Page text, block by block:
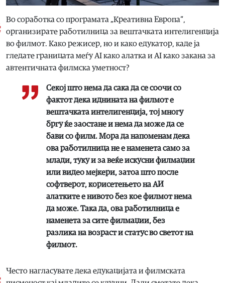
Во соработка со програмата „Креативна Европа“,
организирате работилница за вештачката интелигенција
во филмот. Како режисер, но и како едукатор, каде ја
гледате границата меѓу AI како алатка и AI како закана за
автентичната филмска уметност?
Секој што нема да сака да се соочи со
фактот дека иднината на филмот е
вештачката интелигенција, тој многу
бргу ќе заостане и нема да може да се
бави со филм. Мора да напоменам дека
ова работилница не е наменета само за
млади, туку и за веќе искусни филмаџии
или видео мејкери, затоа што после
софтверот, корисетењето на АИ
алатките е нивото без кое филмот нема
да може. Така да, ова работилница е
наменета за сите филмаџии, без
разлика на возраст и статус во светот на
филмот.
Често нагласувате дека едукацијата и филмската